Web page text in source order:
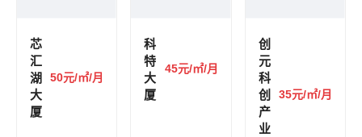
芯
汇
湖
大
厦
50元/㎡/月
科
特
大
厦
45元/㎡/月
创
元
科
创
产
业
35元/㎡/月